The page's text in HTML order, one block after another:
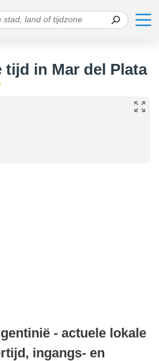
tijd in Mar del Plata
- actuele lokale
ingangs- en